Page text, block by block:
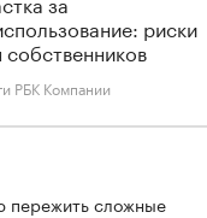
риски
собственников
РБК Компании
пережить сложные